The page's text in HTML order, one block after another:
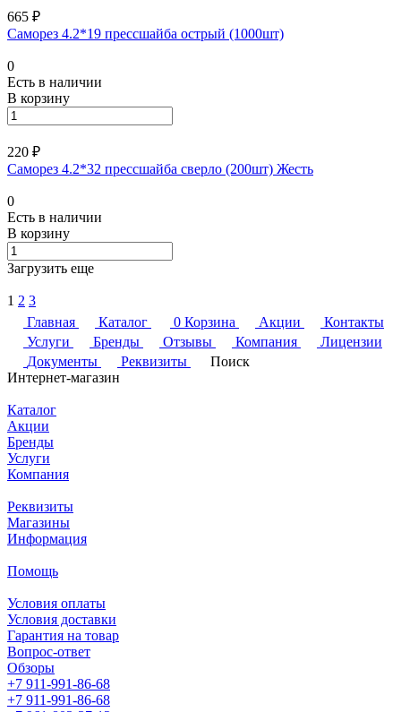
665 ₽
Саморез 4.2*19 прессшайба острый (1000шт)
0
Есть в наличии
В корзину
220 ₽
Саморез 4.2*32 прессшайба сверло (200шт) Жесть
0
Есть в наличии
В корзину
Загрузить еще
1 2 3
Главная
Каталог 0 Корзина Акции
Контакты
Услуги
Бренды Отзывы Компания
Лицензии
Документы
Реквизиты
Поиск
Интернет-магазин
Каталог
Акции
Бренды
Услуги
Компания
Реквизиты
Магазины
Информация
Помощь
Условия оплаты
Условия доставки
Гарантия на товар
Вопрос-ответ
Обзоры
+7 911-991-86-68
+7 911-991-86-68